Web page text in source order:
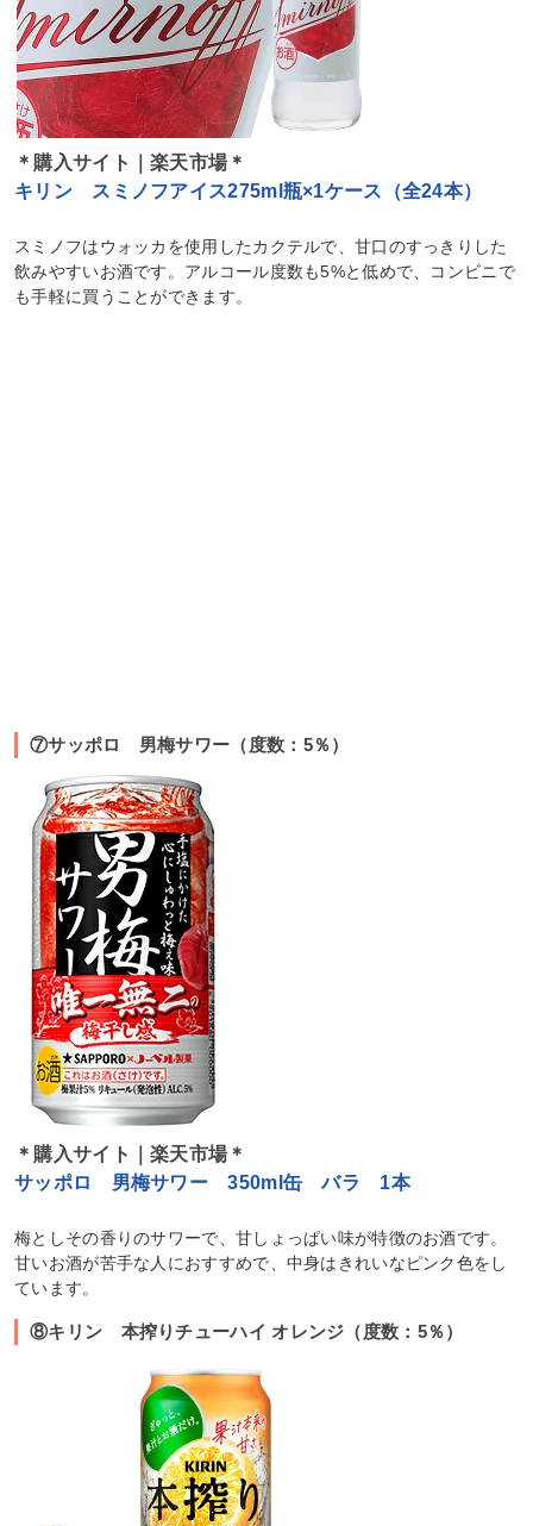
＊購入サイト｜楽天市場＊
キリン スミノフアイス275ml瓶×1ケース（全24本）
スミノフはウォッカを使用したカクテルで、甘口のすっきりした
飲みやすいお酒です。アルコール度数も5%と低めで、コンビニで
も手軽に買うことができます。
⑦サッポロ 男梅サワー（度数：5％）
＊購入サイト｜楽天市場＊
サッポロ 男梅サワー 350ml缶 バラ 1本
梅としその香りのサワーで、甘しょっぱい味が特徴のお酒です。
甘いお酒が苦手な人におすすめで、中身はきれいなピンク色をし
ています。
⑧キリン 本搾りチューハイ オレンジ（度数：5％）